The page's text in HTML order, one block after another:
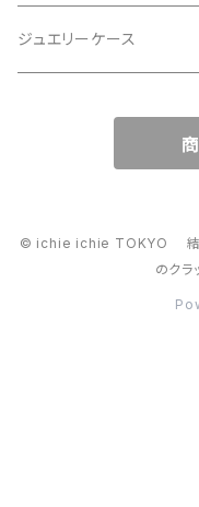
スマホショルダー、サコッシ
トートーバッグ
コロンとしたハンドバッグ
ミニポーチ
ジュエリーケース
© ichie ichie TOKYO 結婚
のクラ